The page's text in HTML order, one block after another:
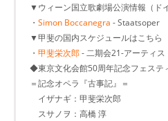
▼ウィーン国立歌劇場公演情報（ド
・ Simon Boccanegra - Staatsoper
▼甲斐の国内スケジュールはこちら
・ 甲斐栄次郎- 二期会21-アーティス
◆東京文化会館50周年記念フェス
＝記念オペラ『古事記』＝
イザナギ：甲斐栄次郎
スサノヲ：高橋 淳